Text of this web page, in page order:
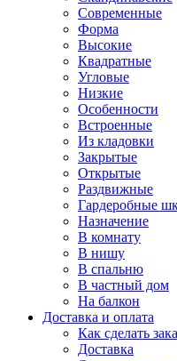
Современные
Форма
Высокие
Квадратные
Угловые
Низкие
Особенности
Встроенные
Из кладовки
Закрытые
Открытые
Раздвижные
Гардеробные
Назначение
В комнату
В нишу
В спальню
В частный дом
На балкон
Доставка и оплата
Как сделать
Доставка